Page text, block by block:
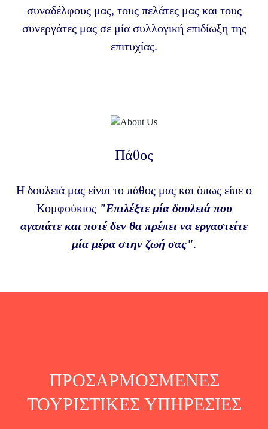
συναδέλφους μας, τους πελάτες μας και τους
συνεργάτες μας σε μία συλλογική επιδίωξη της
επιτυχίας.
Πάθος
Η δουλειά μας είναι το πάθος μας και όπως είπε ο
Κομφούκιος "Επιλέξτε μία δουλειά που
αγαπάτε και ποτέ δεν θα πρέπει να εργαστείτε
μία μέρα στην ζωή σας".
ΠΡΟΣΑΡΜΟΣΜΕΝΕΣ
ΤΟΥΡΙΣΤΙΚΕΣ ΥΠΗΡΕΣΙΕΣ